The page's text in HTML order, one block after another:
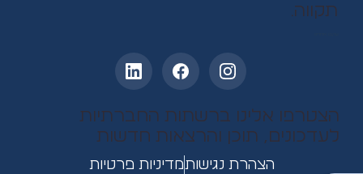
תקווה.
הצטרפו אלינו ברשתות החברתיות
לעדכונים, תוכן והרצאות חדשות
הצהרת נגישותמדיניות פרטיות